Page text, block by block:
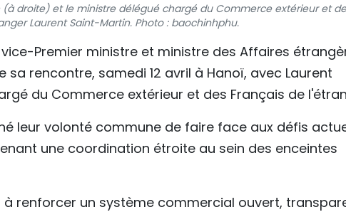
(à droite) et le ministre délégué chargé du Commerce extérieur et
Laurent Saint-Martin. Photo : baochinhphu.
vice-Premier ministre et ministre des Affaires
sa rencontre, samedi 12 avril à Hanoï, avec Laurent
du Commerce extérieur et des Français de
leur volonté commune de faire face aux défis
une coordination étroite au sein des enceintes
renforcer un système commercial ouvert,